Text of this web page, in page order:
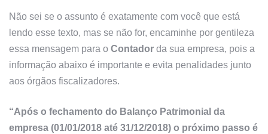
Não sei se o assunto é exatamente com você que está
lendo esse texto, mas se não for, encaminhe por gentileza
essa mensagem para o Contador da sua empresa, pois a
informação abaixo é importante e evita penalidades junto
aos órgãos fiscalizadores.
“Após o fechamento do Balanço Patrimonial da
empresa (01/01/2018 até 31/12/2018) o próximo passo é